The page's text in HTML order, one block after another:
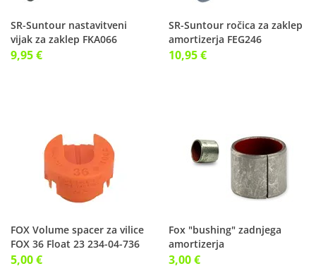
SR-Suntour nastavitveni
vijak za zaklep FKA066
9,95 €
SR-Suntour ročica za zaklep
amortizerja FEG246
10,95 €
FOX Volume spacer za vilice
FOX 36 Float 23 234-04-736
5,00 €
Fox "bushing" zadnjega
amortizerja
3,00 €